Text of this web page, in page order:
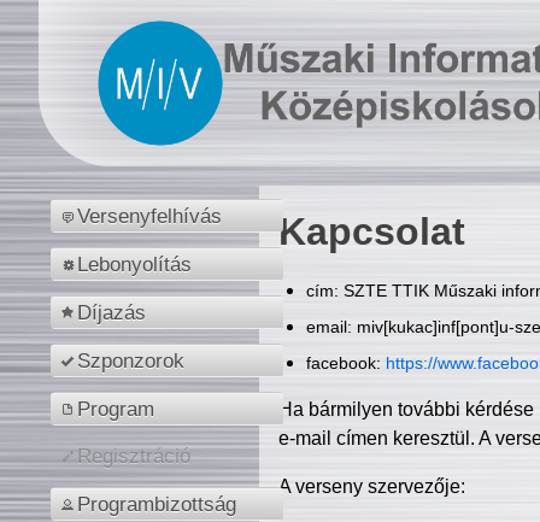
Versenyfelhívás
Lebonyolítás
Díjazás
Szponzorok
Program
Regisztráció
Programbizottság
Kapcsolat
cím: SZTE TTIK Műszaki
email: miv[kukac]inf[pont]u-
facebook: https://
Ha bármilyen további
e-mail címen keresztül. A
A verseny szervezője: